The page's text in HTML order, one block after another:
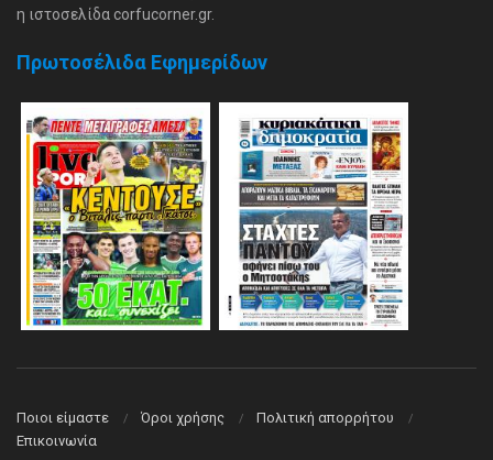
η ιστοσελίδα corfucorner.gr.
Πρωτοσέλιδα Εφημερίδων
Ποιοι είμαστε Όροι χρήσης
Πολιτική απορρήτου
Επικοινωνία